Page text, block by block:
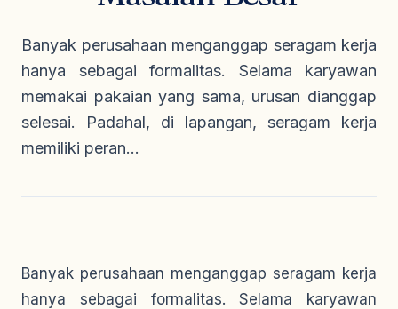
Seragam Cleaning Service
Banyak perusahaan menganggap seragam kerja
hanya sebagai formalitas. Selama karyawan
memakai pakaian yang sama, urusan dianggap
selesai. Padahal, di lapangan, seragam kerja
memiliki peran...
Banyak perusahaan menganggap seragam kerja
hanya sebagai formalitas. Selama karyawan